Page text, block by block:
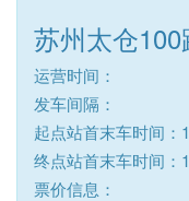
苏州太仓
运营时间：
发车间隔：
起点站首末车时间：
终点站首末车时间：
票价信息：